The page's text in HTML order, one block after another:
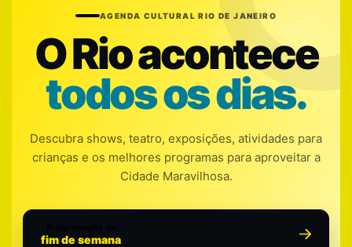
AGENDA CULTURAL RIO DE JANEIRO
O Rio acontece
todos os dias.
Descubra shows, teatro, exposições, atividades para
crianças e os melhores programas para aproveitar a
Cidade Maravilhosa.
fim de semana